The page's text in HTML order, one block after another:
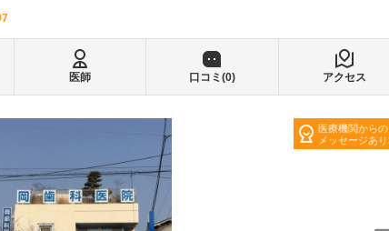
医師 口コミ(0) アクセス
医療機関からの
メッセージあり